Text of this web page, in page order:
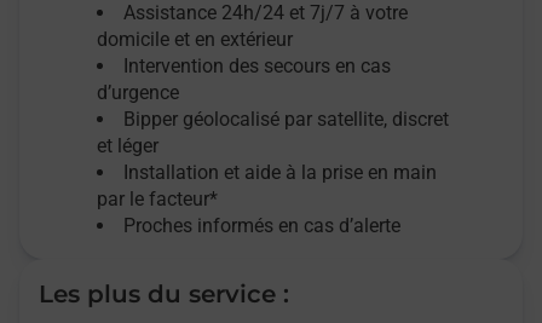
Assistance 24h/24 et 7j/7 à votre
domicile et en extérieur
Intervention des secours en cas
d’urgence
Bipper géolocalisé par satellite, discret
et léger
Installation et aide à la prise en main
par le facteur*
Proches informés en cas d’alerte
Les plus du service :